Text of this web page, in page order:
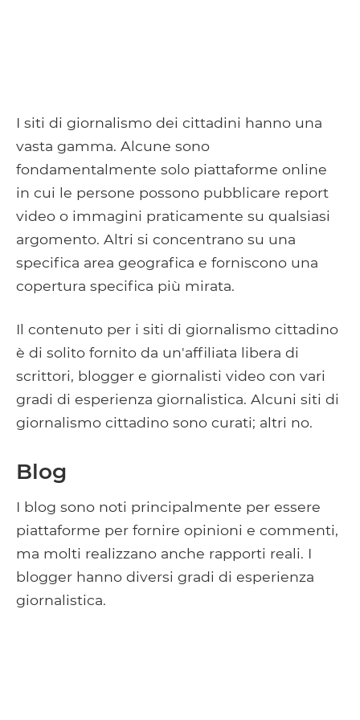
I siti di giornalismo dei cittadini hanno una
vasta gamma. Alcune sono
fondamentalmente solo piattaforme online
in cui le persone possono pubblicare report
video o immagini praticamente su qualsiasi
argomento. Altri si concentrano su una
specifica area geografica e forniscono una
copertura specifica più mirata.
Il contenuto per i siti di giornalismo cittadino
è di solito fornito da un'affiliata libera di
scrittori, blogger e giornalisti video con vari
gradi di esperienza giornalistica. Alcuni siti di
giornalismo cittadino sono curati; altri no.
Blog
I blog sono noti principalmente per essere
piattaforme per fornire opinioni e commenti,
ma molti realizzano anche rapporti reali. I
blogger hanno diversi gradi di esperienza
giornalistica.